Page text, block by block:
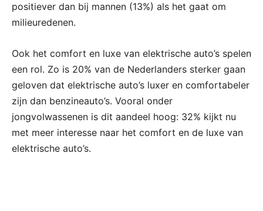
positiever dan bij mannen (13%) als het gaat om
milieuredenen.
Ook het comfort en luxe van elektrische auto’s spelen
een rol. Zo is 20% van de Nederlanders sterker gaan
geloven dat elektrische auto’s luxer en comfortabeler
zijn dan benzineauto’s. Vooral onder
jongvolwassenen is dit aandeel hoog: 32% kijkt nu
met meer interesse naar het comfort en de luxe van
elektrische auto’s.